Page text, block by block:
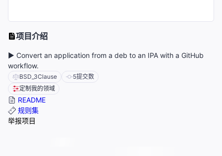
项目介绍
▶️ Convert an application from a deb to an IPA with a GitHub
workflow.
BSD_3Clause 5提交数
定制我的领域
README
规则集
举报项目